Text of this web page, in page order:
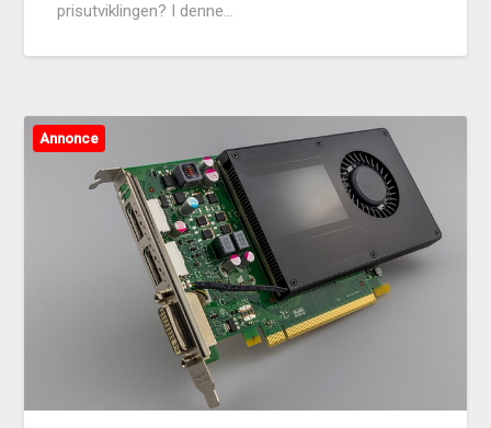
prisutviklingen? I denne…
Annonce